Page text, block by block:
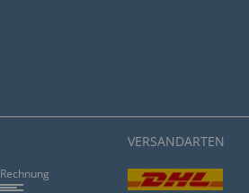
Rechnung
VERSANDARTEN